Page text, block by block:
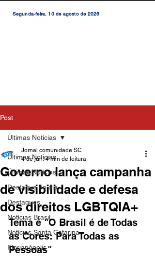
Segunda-feira, 10 de agosto de 2026
Post
Últimas Noticias
Últimas Notícias
Destaque do dia
Destaques
Notícias Brasil
Notícias Santa Catarina
Florianópolis
Últimas Noticias
Governo lança campanha
de visibilidade e defesa
dos direitos LGBTQIA+
Jornal comunidade SC
4 de jun. 4 min de leitura
Tema é "O Brasil é de Todas
as Cores: Para Todas as
Pessoas"